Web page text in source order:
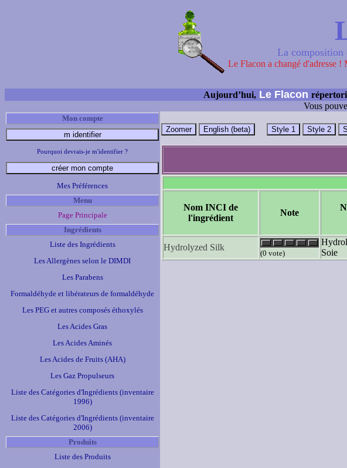
La composition
Le Flacon a changé d'adresse !
Aujourd’hui, Le Flacon
Vous
Mon compte
Pourquoi devrais-je m'identifier ?
Mes Préférences
Menu
Page Principale
Ingrédients
Liste des Ingrédients
Les Allergènes selon le DIMDI
Les Parabens
Formaldéhyde et libérateurs de formaldéhyde
Les PEG et autres composés éthoxylés
Les Acides Gras
Les Acides Aminés
Les Acides de Fruits (AHA)
Les Gaz Propulseurs
Liste des Catégories d'Ingrédients (inventaire
1996)
Liste des Catégories d'Ingrédients (inventaire
2006)
Produits
Liste des Produits
Nom INCI de
l'ingrédient
Note
Hydrolyzed Silk
(0 vote)
Soie